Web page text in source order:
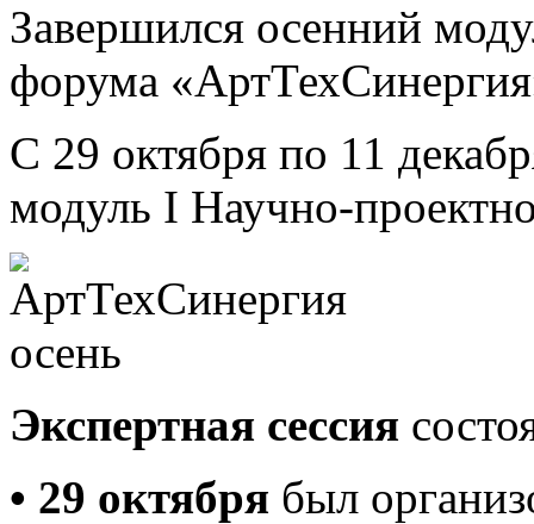
Завершился осенний
форума
С 29 октября по 11
модуль I Научно-
Экспертная сессия
• 29 октября был